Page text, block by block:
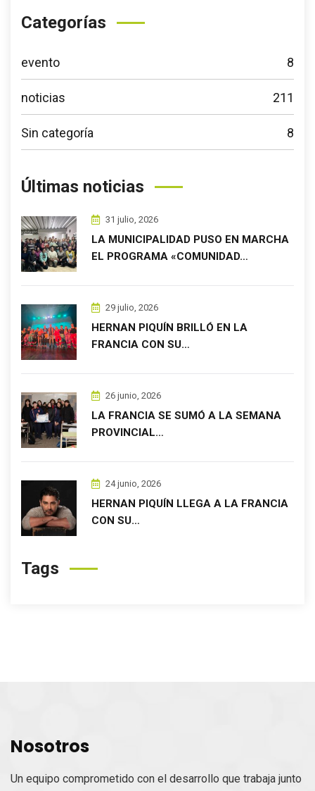
Categorías
evento 8
noticias 211
Sin categoría 8
Últimas noticias
31 julio, 2026
LA MUNICIPALIDAD PUSO EN MARCHA
EL PROGRAMA «COMUNIDAD…
29 julio, 2026
HERNAN PIQUÍN BRILLÓ EN LA
FRANCIA CON SU…
26 junio, 2026
LA FRANCIA SE SUMÓ A LA SEMANA
PROVINCIAL…
24 junio, 2026
HERNAN PIQUÍN LLEGA A LA FRANCIA
CON SU…
Tags
Nosotros
Un equipo comprometido con el desarrollo que trabaja junto